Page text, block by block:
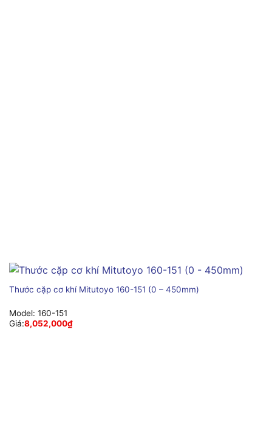
Thước cặp cơ khí Mitutoyo 160-151 (0 – 450mm)
Model: 160-151
Giá:8,052,000₫